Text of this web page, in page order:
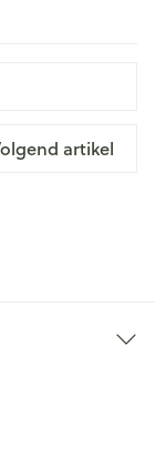
artikel